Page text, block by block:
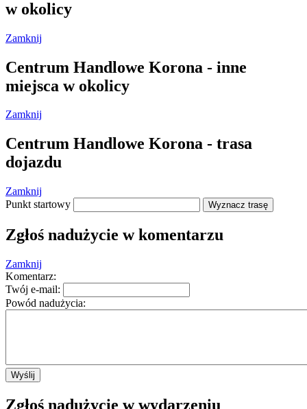
w okolicy
Zamknij
Centrum Handlowe Korona - inne
miejsca w okolicy
Zamknij
Centrum Handlowe Korona - trasa
dojazdu
Zamknij
Ta strona nie może poprawnie wczytać Map
Czy jesteś właścicielem tej witryny?
Punkt startowy Wyznacz trasę
Zgłoś nadużycie w komentarzu
Zamknij
Komentarz:
Twój e-mail:
Powód nadużycia:
Wyślij
Zgłoś nadużycie w wydarzeniu